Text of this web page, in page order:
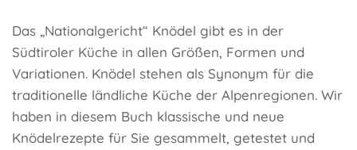
Das „Nationalgericht“ Knödel gibt es in der
Südtiroler Küche in allen Größen, Formen und
Variationen. Knödel stehen als Synonym für die
traditionelle ländliche Küche der Alpenregionen. Wir
haben in diesem Buch klassische und neue
Knödelrezepte für Sie gesammelt, getestet und